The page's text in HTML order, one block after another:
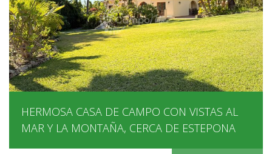
HERMOSA CASA DE CAMPO CON VISTAS AL
MAR Y LA MONTAÑA, CERCA DE ESTEPONA